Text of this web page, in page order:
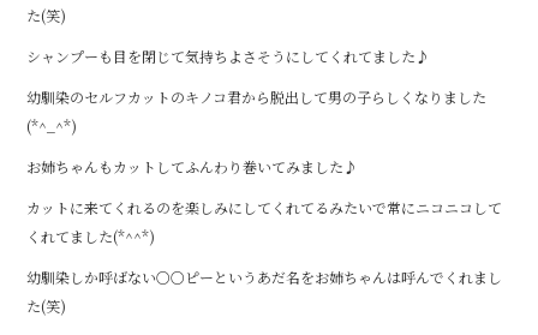
た(笑)
シャンプーも目を閉じて気持ちよさそうにしてくれてました♪
幼馴染のセルフカットのキノコ君から脱出して男の子らしくなりました
(*^_^*)
お姉ちゃんもカットしてふんわり巻いてみました♪
カットに来てくれるのを楽しみにしてくれてるみたいで常にニコニコして
くれてました(*^^*)
幼馴染しか呼ばない○○ピーというあだ名をお姉ちゃんは呼んでくれまし
た(笑)